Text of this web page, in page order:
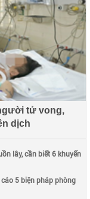
tử vong,
dịch
lây, cần biết 6 khuyến
5 biện pháp phòng